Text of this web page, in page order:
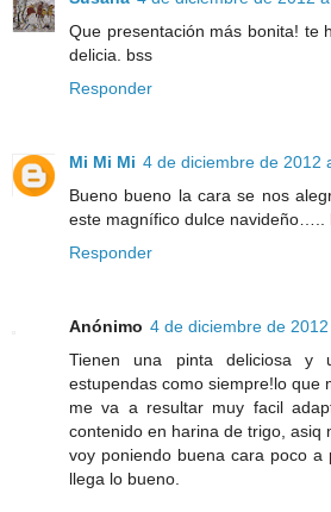
Que presentación más bonita! te
delicia. bss
Responder
Mi Mi Mi 4 de diciembre de 2012
Bueno bueno la cara se nos
este magnífico dulce navideño…..
Responder
Anónimo 4 de diciembre de
Tienen una pinta deliciosa y
estupendas como siempre!lo que
me va a resultar muy facil
contenido en harina de trigo, asiq
voy poniendo buena cara poco
llega lo bueno.